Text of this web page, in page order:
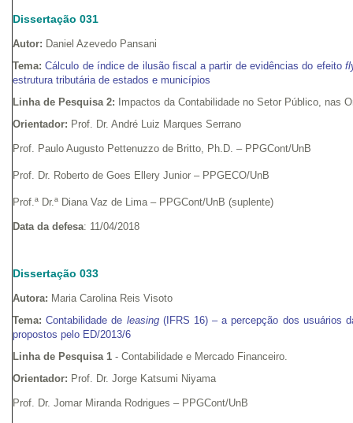
Dissertação 031
Autor: Daniel Azevedo Pansani
Tema: Cálculo de índice de ilusão fiscal a partir de evidências do efeito
estrutura tributária de estados e municípios
Linha de Pesquisa 2: Impactos da Contabilidade no Setor Público, nas
Orientador: Prof. Dr. André Luiz Marques Serrano
Prof. Paulo Augusto Pettenuzzo de Britto, Ph.D. – PPGCont/UnB
Prof. Dr. Roberto de Goes Ellery Junior – PPGECO/UnB
Prof.ª Dr.ª Diana Vaz de Lima – PPGCont/UnB (suplente)
Data da defesa: 11/04/2018
Dissertação 033
Autora: Maria Carolina Reis Visoto
Tema: Contabilidade de leasing(IFRS 16) – a percepção dos usuários
propostos pelo ED/2013/6
Linha de Pesquisa 1 - Contabilidade e Mercado Financeiro.
Orientador: Prof. Dr. Jorge Katsumi Niyama
Prof. Dr. Jomar Miranda Rodrigues – PPGCont/UnB